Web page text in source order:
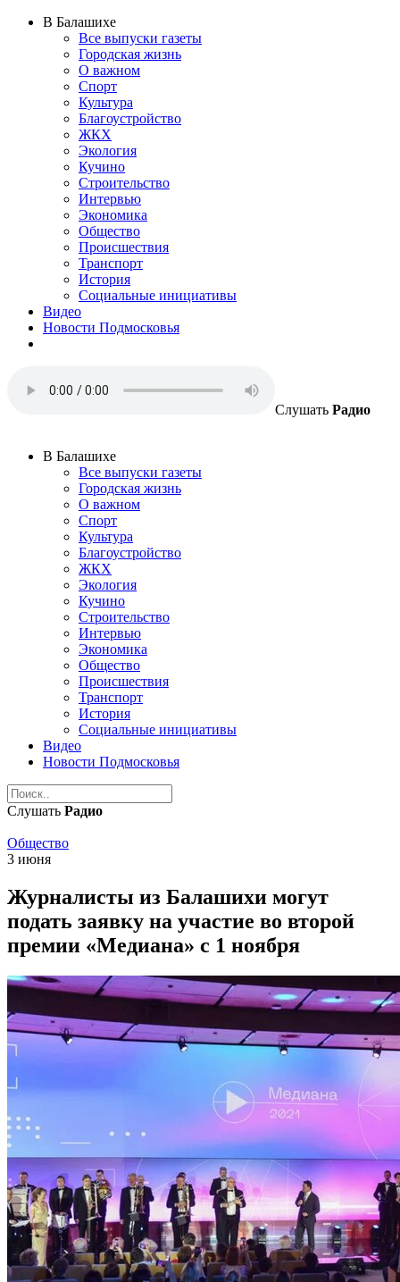
В Балашихе
Все выпуски газеты
Городская жизнь
О важном
Спорт
Культура
Благоустройство
ЖКХ
Экология
Кучино
Строительство
Интервью
Экономика
Общество
Происшествия
Транспорт
История
Социальные инициативы
Видео
Новости Подмосковья
Слушать Радио
В Балашихе
Все выпуски газеты
Городская жизнь
О важном
Спорт
Культура
Благоустройство
ЖКХ
Экология
Кучино
Строительство
Интервью
Экономика
Общество
Происшествия
Транспорт
История
Социальные инициативы
Видео
Новости Подмосковья
Слушать Радио
Общество
3 июня
Журналисты из Балашихи могут
подать заявку на участие во второй
премии «Медиана» с 1 ноября